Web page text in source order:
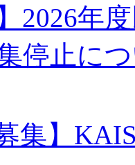
2026年
停止に
集】